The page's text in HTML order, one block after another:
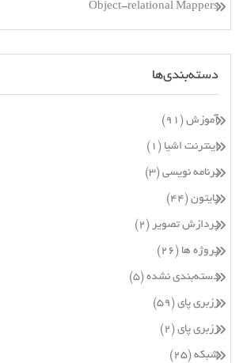
Object-relational Mappers
دسته‌بندی‌ها
آموزش (۹۱)
اینترنت اشیا (۱)
برنامه نویسی (۳)
پایتون (۴۴)
پردازش تصویر (۲)
پروژه ها (۲۶)
دسته‌بندی نشده (۵)
رزبری پای (۵۹)
رزبری پای (۲)
شبکه (۲۵)